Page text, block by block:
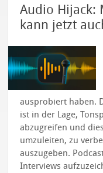
Audio Hijack:
kann jetzt
ausprobiert haben.
ist in der Lage,
abzugreifen und
umzuleiten, zu
auszugeben.
Interviews